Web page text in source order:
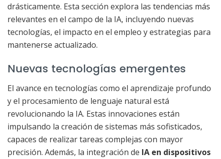
drásticamente. Esta sección explora las tendencias más
relevantes en el campo de la IA, incluyendo nuevas
tecnologías, el impacto en el empleo y estrategias para
mantenerse actualizado.
Nuevas tecnologías emergentes
El avance en tecnologías como el aprendizaje profundo
y el procesamiento de lenguaje natural está
revolucionando la IA. Estas innovaciones están
impulsando la creación de sistemas más sofisticados,
capaces de realizar tareas complejas con mayor
precisión. Además, la integración de IA en dispositivos